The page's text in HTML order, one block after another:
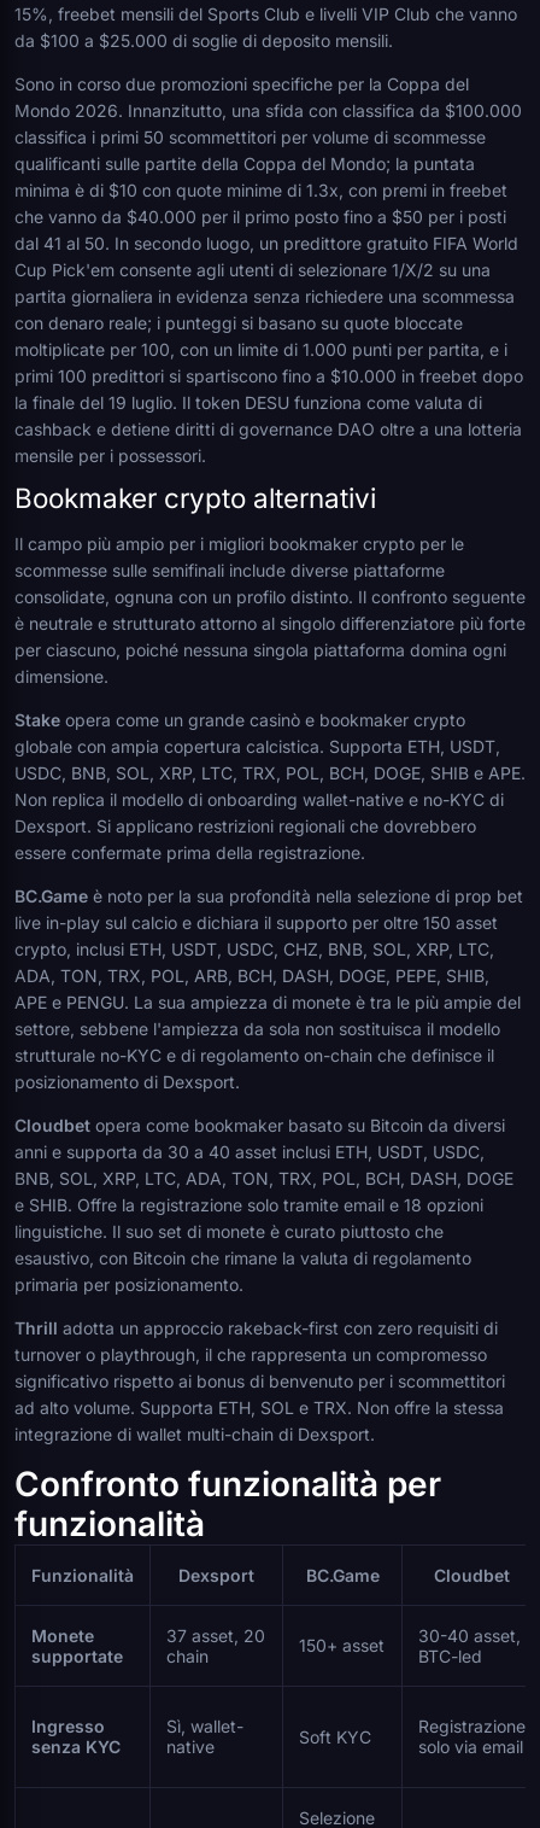
15%, freebet mensili del Sports Club e livelli VIP Club che vanno
da $100 a $25.000 di soglie di deposito mensili.
Sono in corso due promozioni specifiche per la Coppa del
Mondo 2026. Innanzitutto, una sfida con classifica da $100.000
classifica i primi 50 scommettitori per volume di scommesse
qualificanti sulle partite della Coppa del Mondo; la puntata
minima è di $10 con quote minime di 1.3x, con premi in freebet
che vanno da $40.000 per il primo posto fino a $50 per i posti
dal 41 al 50. In secondo luogo, un predittore gratuito FIFA World
Cup Pick'em consente agli utenti di selezionare 1/X/2 su una
partita giornaliera in evidenza senza richiedere una scommessa
con denaro reale; i punteggi si basano su quote bloccate
moltiplicate per 100, con un limite di 1.000 punti per partita, e i
primi 100 predittori si spartiscono fino a $10.000 in freebet dopo
la finale del 19 luglio. Il token DESU funziona come valuta di
cashback e detiene diritti di governance DAO oltre a una lotteria
mensile per i possessori.
Bookmaker crypto alternativi
Il campo più ampio per i migliori bookmaker crypto per le
scommesse sulle semifinali include diverse piattaforme
consolidate, ognuna con un profilo distinto. Il confronto seguente
è neutrale e strutturato attorno al singolo differenziatore più forte
per ciascuno, poiché nessuna singola piattaforma domina ogni
dimensione.
Stake opera come un grande casinò e bookmaker crypto
globale con ampia copertura calcistica. Supporta ETH, USDT,
USDC, BNB, SOL, XRP, LTC, TRX, POL, BCH, DOGE, SHIB e APE.
Non replica il modello di onboarding wallet-native e no-KYC di
Dexsport. Si applicano restrizioni regionali che dovrebbero
essere confermate prima della registrazione.
BC.Game è noto per la sua profondità nella selezione di prop bet
live in-play sul calcio e dichiara il supporto per oltre 150 asset
crypto, inclusi ETH, USDT, USDC, CHZ, BNB, SOL, XRP, LTC,
ADA, TON, TRX, POL, ARB, BCH, DASH, DOGE, PEPE, SHIB,
APE e PENGU. La sua ampiezza di monete è tra le più ampie del
settore, sebbene l'ampiezza da sola non sostituisca il modello
strutturale no-KYC e di regolamento on-chain che definisce il
posizionamento di Dexsport.
Cloudbet opera come bookmaker basato su Bitcoin da diversi
anni e supporta da 30 a 40 asset inclusi ETH, USDT, USDC,
BNB, SOL, XRP, LTC, ADA, TON, TRX, POL, BCH, DASH, DOGE
e SHIB. Offre la registrazione solo tramite email e 18 opzioni
linguistiche. Il suo set di monete è curato piuttosto che
esaustivo, con Bitcoin che rimane la valuta di regolamento
primaria per posizionamento.
Thrill adotta un approccio rakeback-first con zero requisiti di
turnover o playthrough, il che rappresenta un compromesso
significativo rispetto ai bonus di benvenuto per i scommettitori
ad alto volume. Supporta ETH, SOL e TRX. Non offre la stessa
integrazione di wallet multi-chain di Dexsport.
Confronto funzionalità per
funzionalità
Funzionalità Dexsport BC.Game Cloudbet
Monete
supportate
37 asset, 20
chain
150+ asset
30-40 asset,
BTC-led
Ingresso
senza KYC
Sì, wallet-
native
Soft KYC
Registrazione
solo via email
Selezione